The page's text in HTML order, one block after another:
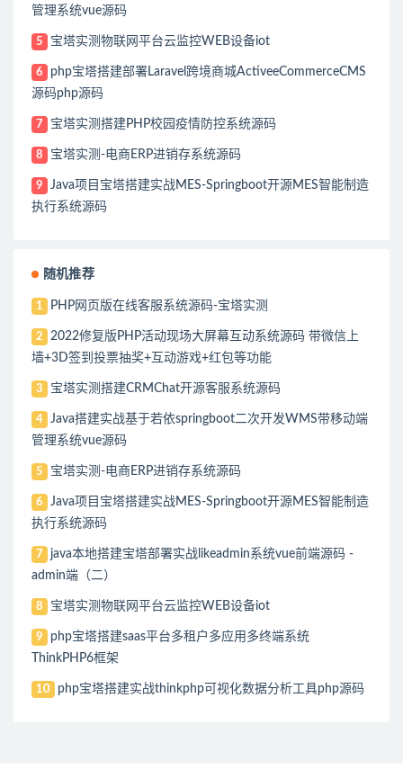
管理系统vue源码
5 宝塔实测物联网平台云监控WEB设备iot
6
php宝塔搭建部署Laravel跨境商城ActiveeCommerceCMS
源码php源码
7 宝塔实测搭建PHP校园疫情防控系统源码
8 宝塔实测-电商ERP进销存系统源码
9
Java项目宝塔搭建实战MES-Springboot开源MES智能制造
执行系统源码
随机推荐
1 PHP网页版在线客服系统源码-宝塔实测
2
2022修复版PHP活动现场大屏幕互动系统源码 带微信上
墙+3D签到投票抽奖+互动游戏+红包等功能
3 宝塔实测搭建CRMChat开源客服系统源码
4
Java搭建实战基于若依springboot二次开发WMS带移动端
管理系统vue源码
5 宝塔实测-电商ERP进销存系统源码
6
Java项目宝塔搭建实战MES-Springboot开源MES智能制造
执行系统源码
7
java本地搭建宝塔部署实战likeadmin系统vue前端源码 -
admin端（二）
8 宝塔实测物联网平台云监控WEB设备iot
9
php宝塔搭建saas平台多租户多应用多终端系统
ThinkPHP6框架
10 php宝塔搭建实战thinkphp可视化数据分析工具php源码